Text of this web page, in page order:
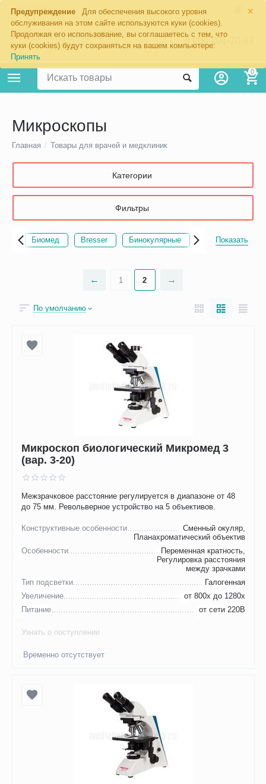
×
Предупреждение
Для обеспечения высокого уровня
обслуживания на этом сайте используются куки (cookies).
Продолжая его использование, вы соглашаетесь с тем, что
куки (cookies) будут сохраняться на вашем компьютере:
Принять
Москва
8 800 201-70-97
0
Микроскопы
Главная / Товары для врачей и медклиник
Категории
Фильтры
Bresser Бинокулярные Цифровые Учебные
Показать
1 2
По умолчанию
Микроскоп биологический Микромед 3
(вар. 3-20)
Межзрачковое расстояние регулируется в диапазоне от 48
до 75 мм. Револьверное устройство на 5 объективов.
Конструктивные особенности
Сменный окуляр,
Планахроматический объектив
Особенности
Переменная кратность,
Регулировка расстояния
между зрачками
Тип подсветки
Галогенная
Увеличение
от 800х до 1280х
Питание
от сети 220В
Узнать о поступлении
Временно отсутствует